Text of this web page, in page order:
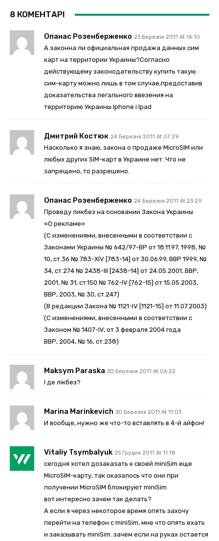
8 КОМЕНТАРІ
Опанас Розенберженко 23 Березня 2011 At 16:10
А законна ли официальная продажа данных сим
карт на территории Украины?Согласно
действующему законодательству купить такую
сим-карту можно лишь в том случае,предоставив
доказательства легального ввезения на
территорию Украины Iphone i Ipad
Дмитрий Костюк 24 Березня 2011 At 07:29
Насколько я знаю, закона о продаже MicroSIM или
любых других SIM-карт в Украине нет. Что не
запрещено, то разрешено.
Опанас Розенберженко 24 Березня 2011 At 23:29
Проведу ликбез на основании Закона Украины
«О рекламе»
(С изменениями, внесенными в соответствии с
Законами Украины № 642/97-ВР от 18.11.97, 1998, №
10, ст.36 № 783-XIV [783-14] от 30.06.99, ВВР 1999, №
34, ст.274 № 2438-III [2438-14] от 24.05.2001, ВВР,
2001, № 31, ст.150 № 762-IV [762-15] от 15.05.2003,
ВВР, 2003, № 30, ст.247)
(В редакции Закона № 1121-IV [1121-15] от 11.07.2003)
(С изменениями, внесенными в соответствии с
Законом № 1407-IV, от 3 февраля 2004 года
ВВР, 2004, № 16, ст.238)
Maksym Paraska 30 Березня 2011 At 06:22
І де лікбез?
Marina Marinkevich 30 Березня 2011 At 11:03
И вообще, нужно же что-то вставлять в 4-й айфон!
Vitaliy Tsymbalyuk 25 Грудня 2011 At 11:18
сегодня хотел дозаказать к своей miniSim еще
MicroSIM-карту, так оказалось что они при
получении MicroSIM блокируют miniSim
вот интересно зачем так делать?
А если я через некоторое время опять захочу
перейти на телефон с miniSim, мне что опять ехать
и заказывать miniSim. зачем если на руках остается